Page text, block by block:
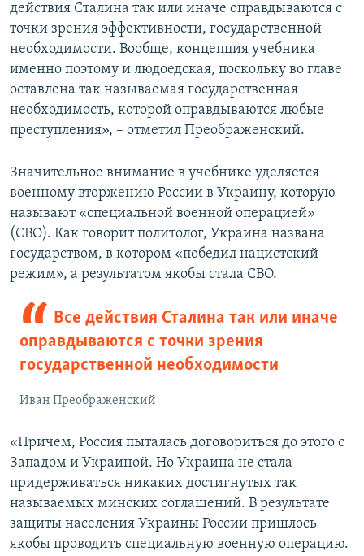
действия Сталина так или иначе оправдываются с
точки зрения эффективности, государственной
необходимости. Вообще, концепция учебника
именно поэтому и людоедская, поскольку во главе
оставлена так называемая государственная
необходимость, которой оправдываются любые
преступления», – отметил Преображенский.
Значительное внимание в учебнике уделяется
военному вторжению России в Украину, которую
называют «специальной военной операцией»
(СВО). Как говорит политолог, Украина названа
государством, в котором «победил нацистский
режим», а результатом якобы стала СВО.
Все действия Сталина так или иначе
оправдываются с точки зрения
государственной необходимости
Иван Преображенский
«Причем, Россия пыталась договориться до этого с
Западом и Украиной. Но Украина не стала
придерживаться никаких достигнутых так
называемых минских соглашений. В результате
защиты населения Украины России пришлось
якобы проводить специальную военную операцию.